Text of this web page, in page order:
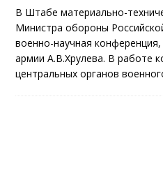
В Штабе материально-
Министра обороны
военно-научная
армии А.В.Хрулева. В работе
центральных органов